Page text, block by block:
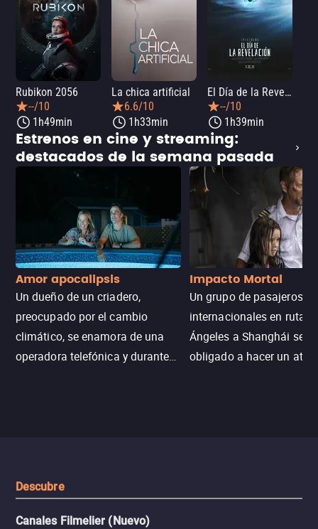
Rubikon 2056
--/10
1h49min
La chica artificial
6.6/10
1h33min
El Día de la Revelación
--/10
1h39min
Estrenos en cine y streaming:
destacados de la semana pasada
Amor apocalipsis
Un dueño de un criadero,
preocupado por el cambio
climático, se enamora de una
operadora telefónica y durante
Impacto Mortal
Un grupo de pasajeros
internacionales en ruta
Ángeles a Shanghái se ve
obligado a hacer un
Descubre
Canales Filmelier (Nuevo)